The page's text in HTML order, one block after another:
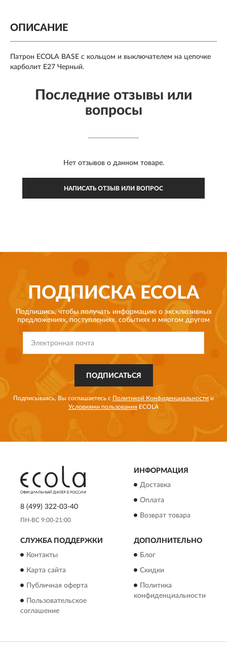
ОПИСАНИЕ
Патрон ECOLA BASE с кольцом и выключателем на цепочке
карболит E27 Черный.
Последние отзывы или
вопросы
Нет отзывов о данном товаре.
НАПИСАТЬ ОТЗЫВ ИЛИ ВОПРОС
ПОДПИСКА ECOLA
Подпишись, чтобы получать информацию о эксклюзивных
предложениях, поступлениях, событиях и многом другом
ПОДПИСАТЬСЯ
Подписываясь, Вы соглашаетесь с Политикой Конфиденциальности и
Условиями пользования ECOLA
8 (499) 322-03-40
ПН-ВС 9:00-21:00
ИНФОРМАЦИЯ
Доставка
Оплата
Возврат товара
СЛУЖБА ПОДДЕРЖКИ
Контакты
Карта сайта
Публичная оферта
Пользовательское
соглашение
ДОПОЛНИТЕЛЬНО
Блог
Скидки
Политика
конфиденциальности